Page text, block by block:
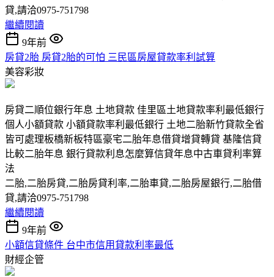
貸,請洽0975-751798
繼續閱讀
9年前
房貸2胎 房貸2胎的可怕 三民區房屋貸款率利試算
美容彩妝
房貸二順位銀行年息 土地貸款 佳里區土地貸款率利最低銀行
個人小額貸款 小額貸款率利最低銀行 土地二胎新竹貸款全省
皆可處理板橋新板特區豪宅二胎年息借貸增貸轉貸 基隆信貸
比較二胎年息 銀行貸款利息怎麼算信貸年息中古車貸利率算
法
二胎,二胎房貸,二胎房貸利率,二胎車貸,二胎房屋銀行,二胎借
貸,請洽0975-751798
繼續閱讀
9年前
小額信貸條件 台中市信用貸款利率最低
財經企管